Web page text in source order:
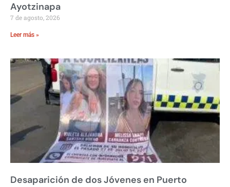
Ayotzinapa
7 de agosto, 2026
Leer más »
Desaparición de dos Jóvenes en Puerto